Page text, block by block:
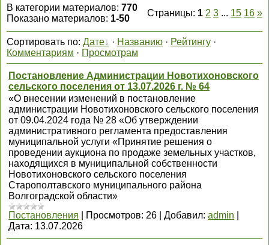
В категории материалов: 770
Показано материалов: 1-50
Страницы: 1 2 3 ... 15 16 »
Сортировать по: Дате · Названию · Рейтингу ·
Комментариям · Просмотрам
Постановление Администрации Новотихоновского
сельского поселения от 13.07.2026 г. № 64
«О внесении изменений в постановление
администрации Новотихоновского сельского поселения
от 09.04.2024 года № 28 «Об утверждении
административного регламента предоставления
муниципальной услуги «Принятие решения о
проведении аукциона по продаже земельных участков,
находящихся в муниципальной собственности
Новотихоновского сельского поселения
Старополтавского муниципального района
Волгоградской области»
Постановления
Просмотров: 26 Добавил: admin
Дата: 13.07.2026